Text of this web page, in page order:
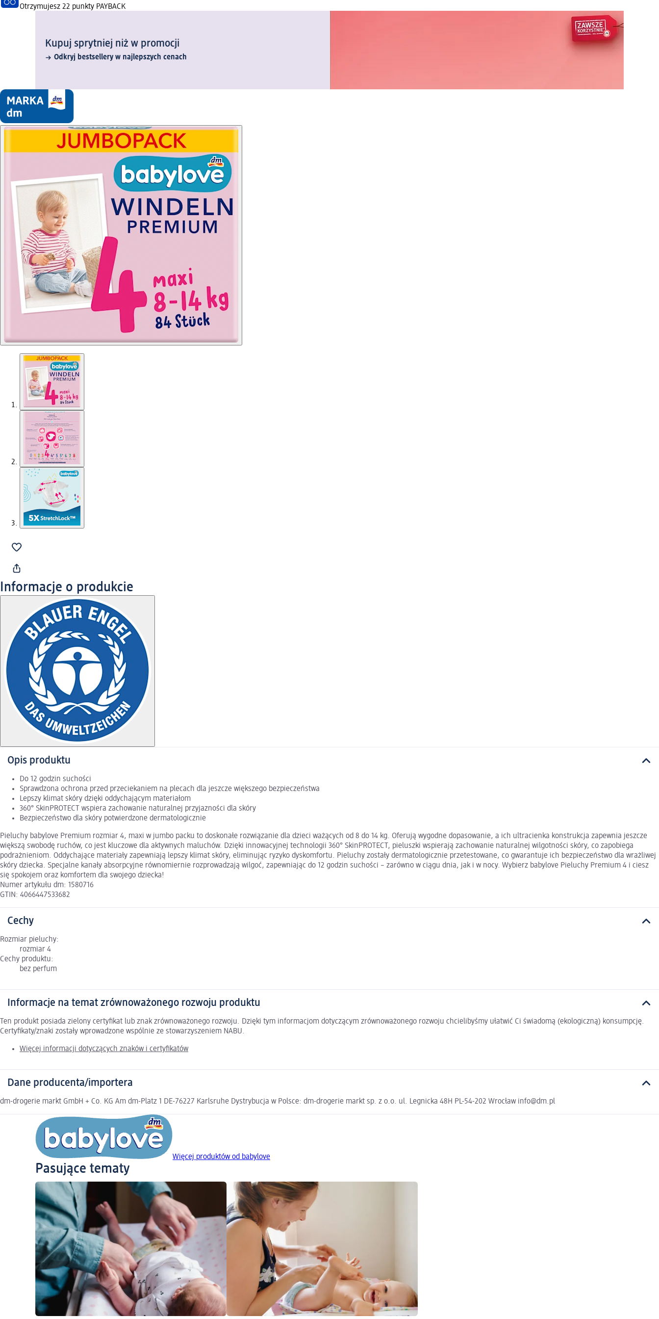
Otrzymujesz 22 punkty PAYBACK
Kupuj sprytniej niż w promocji
Odkryj bestsellery w najlepszych cenach
Informacje o produkcie
Opis produktu
Do 12 godzin suchości
Sprawdzona ochrona przed przeciekaniem na plecach dla jeszcze większego bezpieczeństwa
Lepszy klimat skóry dzięki oddychającym materiałom
360° SkinPROTECT wspiera zachowanie naturalnej przyjazności dla skóry
Bezpieczeństwo dla skóry potwierdzone dermatologicznie
Pieluchy babylove Premium rozmiar 4, maxi w jumbo packu to doskonałe rozwiązanie dla dzieci ważących od 8 do 14 kg. Oferują wygodne dopasowanie, a ich ultracienka konstrukcja zapewnia jeszcze
większą swobodę ruchów, co jest kluczowe dla aktywnych maluchów. Dzięki innowacyjnej technologii 360° SkinPROTECT, pieluszki wspierają zachowanie naturalnej wilgotności skóry, co zapobiega
podrażnieniom. Oddychające materiały zapewniają lepszy klimat skóry, eliminując ryzyko dyskomfortu. Pieluchy zostały dermatologicznie przetestowane, co gwarantuje ich bezpieczeństwo dla wrażliwej
skóry dziecka. Specjalne kanały absorpcyjne równomiernie rozprowadzają wilgoć, zapewniając do 12 godzin suchości – zarówno w ciągu dnia, jak i w nocy. Wybierz babylove Pieluchy Premium 4 i ciesz
się spokojem oraz komfortem dla swojego dziecka!
Numer artykułu dm: 1580716
GTIN: 4066447533682
Cechy
Rozmiar pieluchy:
rozmiar 4
Cechy produktu:
bez perfum
Informacje na temat zrównoważonego rozwoju produktu
Ten produkt posiada zielony certyfikat lub znak zrównoważonego rozwoju. Dzięki tym informacjom dotyczącym zrównoważonego rozwoju chcielibyśmy ułatwić Ci świadomą (ekologiczną) konsumpcję.
Certyfikaty/znaki zostały wprowadzone wspólnie ze stowarzyszeniem NABU.
Więcej informacji dotyczących znaków i certyfikatów
Dane producenta/importera
dm-drogerie markt GmbH + Co. KG Am dm-Platz 1 DE-76227 Karlsruhe Dystrybucja w Polsce: dm-drogerie markt sp. z o.o. ul. Legnicka 48H PL-54-202 Wrocław info@dm.pl
Więcej produktów od babylove
Pasujące tematy